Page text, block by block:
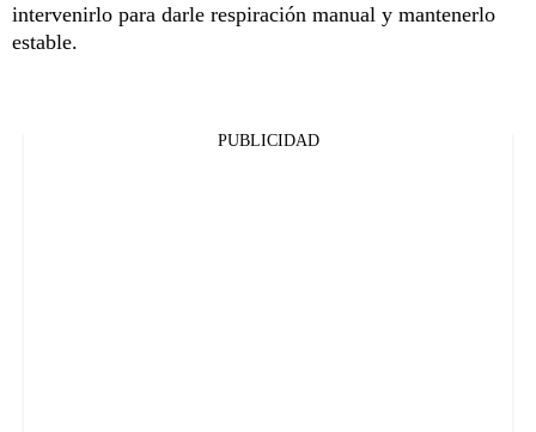
intervenirlo para darle respiración manual y mantenerlo
estable.
PUBLICIDAD